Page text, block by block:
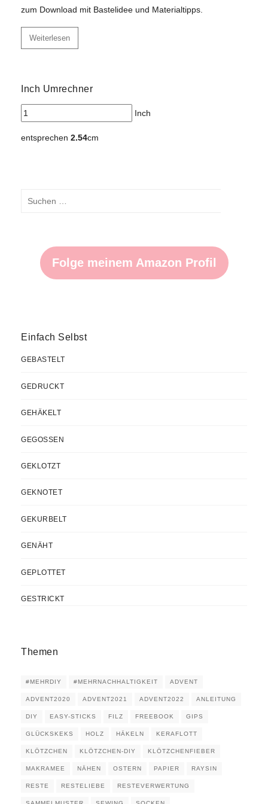
zum Download mit Bastelidee und Materialtipps.
Weiterlesen
Inch Umrechner
Inch
entsprechen 2.54cm
Folge meinem Amazon Profil
Einfach Selbst
GEBASTELT
GEDRUCKT
GEHÄKELT
GEGOSSEN
GEKLOTZT
GEKNOTET
GEKURBELT
GENÄHT
GEPLOTTET
GESTRICKT
Themen
#MEHRDIY #MEHRNACHHALTIGKEIT ADVENT
ADVENT2020 ADVENT2021 ADVENT2022 ANLEITUNG
DIY EASY-STICKS FILZ FREEBOOK GIPS
GLÜCKSKEKS HOLZ HÄKELN KERAFLOTT
KLÖTZCHEN KLÖTZCHEN-DIY KLÖTZCHENFIEBER
MAKRAMEE NÄHEN OSTERN PAPIER RAYSIN
RESTE RESTELIEBE RESTEVERWERTUNG